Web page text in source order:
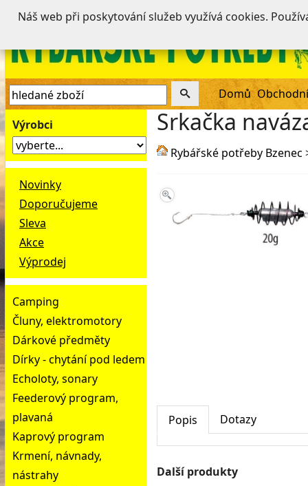
Domů
Výrobci
Novinky
Doporučujeme
Sleva
Akce
Výprodej
Camping
Čluny, elektromotory
Dárkové předměty
Dírky - chytání pod ledem
Echoloty, sonary
Feederový program,
plavaná
Kaprový program
Krmení, návnady,
nástrahy
Srkačka
Rybářské potřeby Bzenec
Popis Dotazy
Další produkty
Náš web při poskytování služeb využívá cookies.